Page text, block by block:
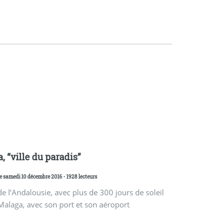
“ville du paradis”
samedi 10 décembre 2016 - 1928 lecteurs
l’Andalousie, avec plus de 300 jours de soleil
avec son port et son aéroport